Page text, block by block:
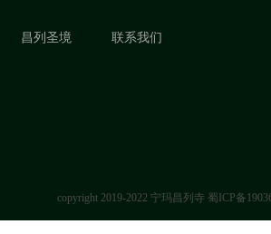
昌列圣境 联系我们
copyright 2019-2022 宁玛昌列寺 蜀ICP备